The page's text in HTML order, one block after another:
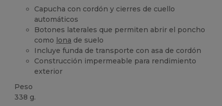
Capucha con cordón y cierres de cuello
automáticos
Botones laterales que permiten abrir el poncho
como lona de suelo
Incluye funda de transporte con asa de cordón
Construcción impermeable para rendimiento
exterior
Peso
338 g.